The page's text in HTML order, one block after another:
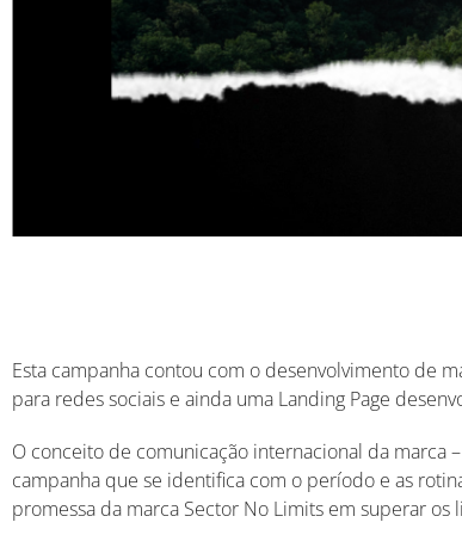
Esta campanha contou com o desenvolvimento de
para redes sociais e ainda uma Landing Page
O conceito de comunicação internacional da marca
campanha que se identifica com o período e as
promessa da marca Sector No Limits em superar os